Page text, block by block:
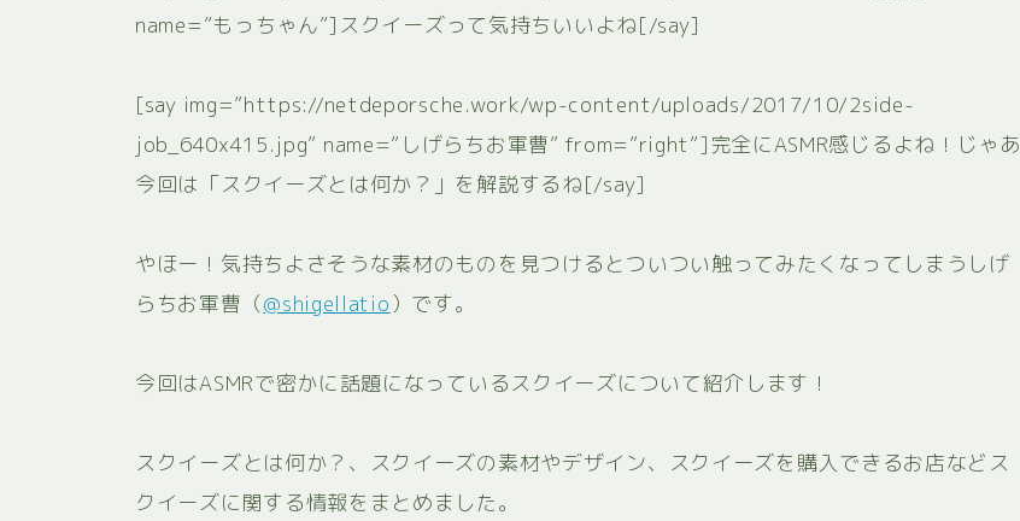
name=”もっちゃん”]スクイーズって気持ちいいよね[/say]
[say img=”https://netdeporsche.work/wp-content/uploads/2017/10/2side-
job_640x415.jpg” name=”しげらちお軍曹” from=”right”]完全にASMR感じるよね！じゃあ
今回は「スクイーズとは何か？」を解説するね[/say]
やほー！気持ちよさそうな素材のものを見つけるとついつい触ってみたくなってしまうしげ
らちお軍曹（@shigellatio）です。
今回はASMRで密かに話題になっているスクイーズについて紹介します！
スクイーズとは何か？、スクイーズの素材やデザイン、スクイーズを購入できるお店などス
クイーズに関する情報をまとめました。